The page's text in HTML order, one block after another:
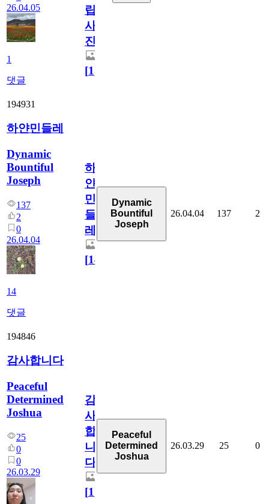
26.04.05
1
댓글
립
사
진
[1]
194931
하얀민들레
Dynamic
Bountiful
Joseph
137
2
0
26.04.04
14
댓글
하
얀
민
들
레
[14
Dynamic
Bountiful
Joseph
26.04.04 137 2
194846
감사합니다
Peaceful
Determined
Joshua
25
0
0
26.03.29
감
사
합
니
다
[1]
Peaceful
Determined
Joshua
26.03.29 25 0